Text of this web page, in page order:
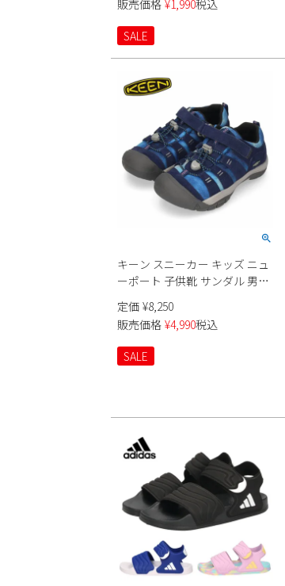
S32854
販売価格 ¥1,990税込
SALE
キーン スニーカー キッズ ニュ
ーポート 子供靴 サンダル 男の
子 女の子 KEEN NEWPORT
SHOE 1026624 ブルー マルチカ
ラー コンフォート アウトドア
【tki】
定価 ¥8,250
販売価格 ¥4,990税込
SALE